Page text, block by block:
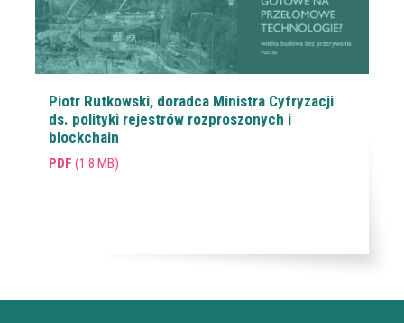
Piotr Rutkowski, doradca Ministra Cyfryzacji
ds. polityki rejestrów rozproszonych i
blockchain
PDF (1.8 MB)